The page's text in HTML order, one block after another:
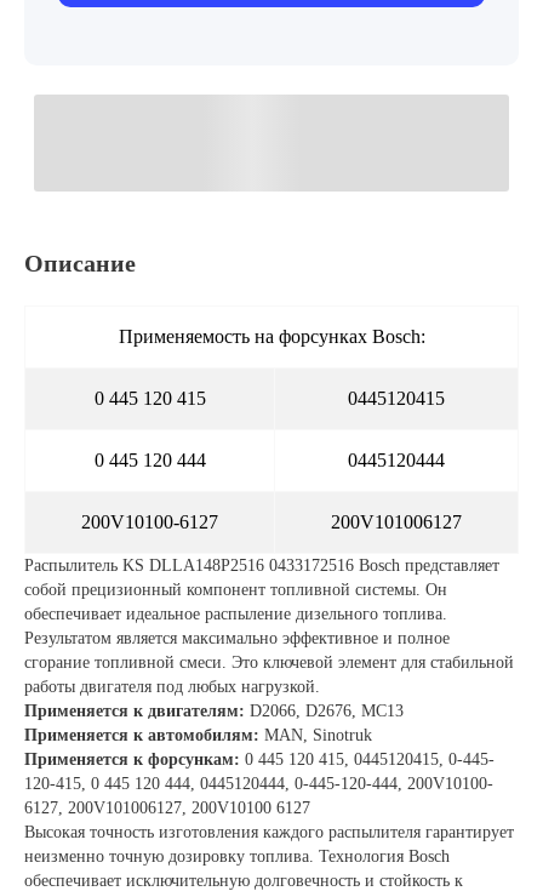
Описание
Применяемость на форсунках Bosch:
0 445 120 415 0445120415
0 445 120 444 0445120444
200V10100-6127 200V101006127
Распылитель KS DLLA148P2516 0433172516 Bosch представляет
собой прецизионный компонент топливной системы. Он
обеспечивает идеальное распыление дизельного топлива.
Результатом является максимально эффективное и полное
сгорание топливной смеси. Это ключевой элемент для стабильной
работы двигателя под любых нагрузкой.
Применяется к двигателям: D2066, D2676, MC13
Применяется к автомобилям: MAN, Sinotruk
Применяется к форсункам: 0 445 120 415, 0445120415, 0-445-
120-415, 0 445 120 444, 0445120444, 0-445-120-444, 200V10100-
6127, 200V101006127, 200V10100 6127
Высокая точность изготовления каждого распылителя гарантирует
неизменно точную дозировку топлива. Технология Bosch
обеспечивает исключительную долговечность и стойкость к